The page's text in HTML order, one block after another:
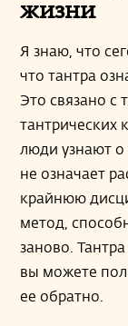
жизни
Я знаю, что
что тантра
Это связано с
тантрических
люди узнают о
не означает
крайнюю
метод,
заново.
вы можете
ее обратно.